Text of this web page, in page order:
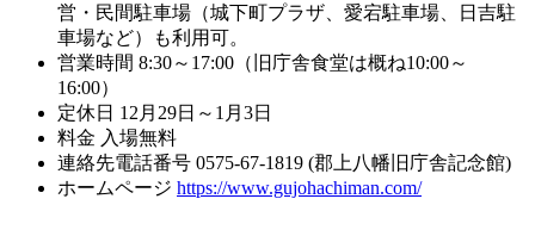
営・民間駐車場（城下町プラザ、愛宕駐車場、日吉駐
車場など）も利用可。
営業時間 8:30～17:00（旧庁舎食堂は概ね10:00～
16:00）
定休日 12月29日～1月3日
料金 入場無料
連絡先電話番号 0575-67-1819 (郡上八幡旧庁舎記念館)
ホームページ https://www.gujohachiman.com/